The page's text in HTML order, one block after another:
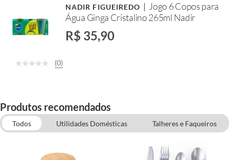
NADIR FIGUEIREDO
Jogo 6 Copos para
Água Ginga Cristalino 265ml Nadir
R$ 35,90
(0)
Produtos recomendados
Todos Utilidades Domésticas
Talheres e Faqueiros
Acessórios de Cozinha